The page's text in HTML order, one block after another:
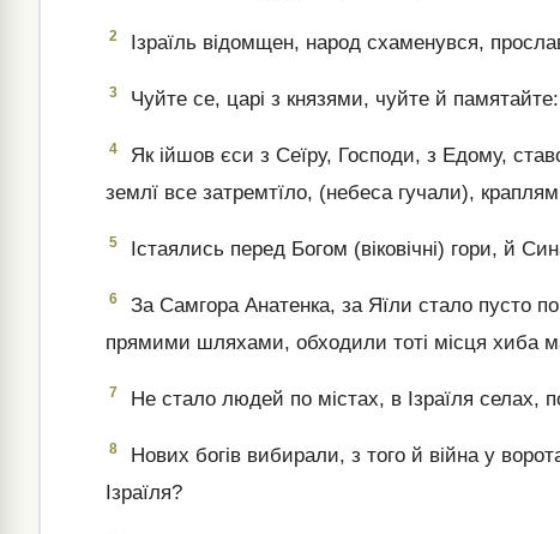
2 Ізраїль відомщен, народ схаменувся,
3 Чуйте се, царі з князями, чуйте й
4
Як ійшов єси з Сеїру, Господи, з Едому,
землї все затремтїло, (небеса гучали),
5 Істаялись перед Богом (віковічні) гори, й
6
За Самгора Анатенка, за Яїли стало пусто
прямими шляхами, обходили тоті місця хиба
7 Не стало людей по містах, в Ізраїля селах,
8
Нових богів вибирали, з того й війна у
Ізраїля?